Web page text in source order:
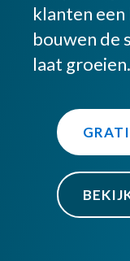
klanten
bouwen de
laat groeien.